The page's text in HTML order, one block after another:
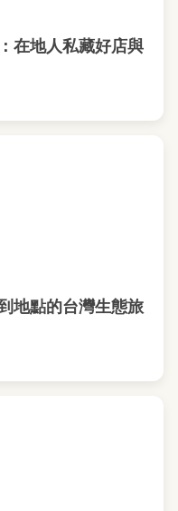
在地人私藏好店與
地點的台灣生態旅